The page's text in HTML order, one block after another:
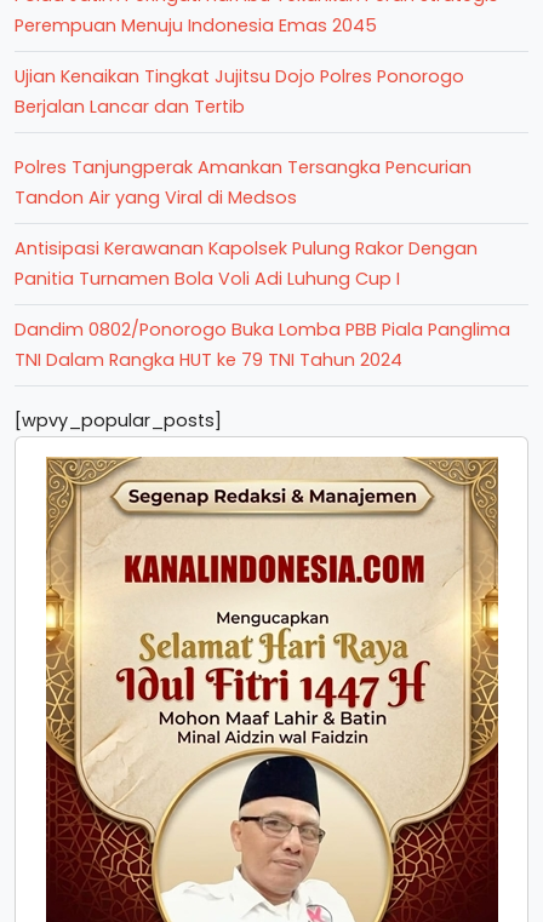
Perempuan Menuju Indonesia Emas 2045
Ujian Kenaikan Tingkat Jujitsu Dojo Polres Ponorogo
Berjalan Lancar dan Tertib
Polres Tanjungperak Amankan Tersangka Pencurian
Tandon Air yang Viral di Medsos
Antisipasi Kerawanan Kapolsek Pulung Rakor Dengan
Panitia Turnamen Bola Voli Adi Luhung Cup I
Dandim 0802/Ponorogo Buka Lomba PBB Piala Panglima
TNI Dalam Rangka HUT ke 79 TNI Tahun 2024
[wpvy_popular_posts]